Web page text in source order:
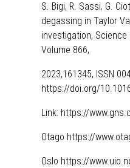
S. Bigi, R. Sassi, G.
degassing in Taylor
investigation,
Volume 866,
2023,161345, ISSN
https://doi.org/
Link: https://
Otago https://
Oslo https://